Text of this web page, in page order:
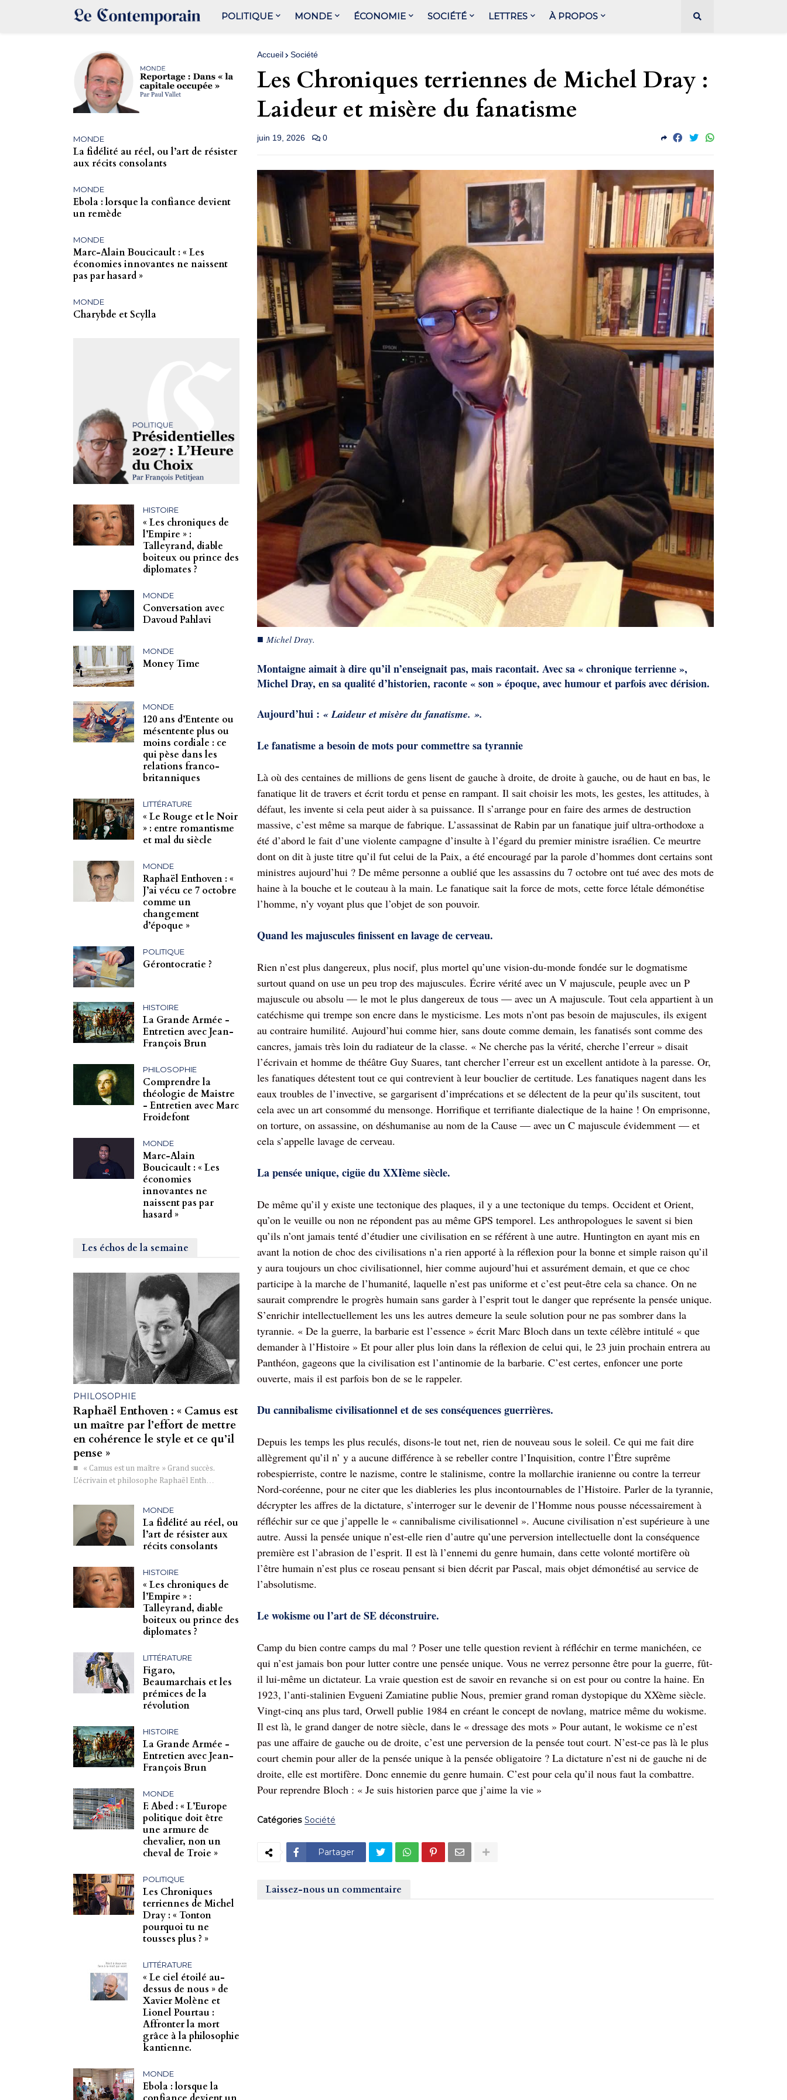
POLITIQUE MONDE ÉCONOMIE SOCIÉTÉ LETTRES À PROPOS
Accueil Société
Les Chroniques terriennes de Michel Dray :
Laideur et misère du fanatisme
juin 19, 2026 0
■ Michel Dray.
Montaigne aimait à dire qu’il n’enseignait pas, mais racontait. Avec sa « chronique terrienne »,
Michel Dray, en sa qualité d’historien, raconte « son » époque, avec humour et parfois avec dérision.
Aujourd’hui : «Laideur et misère du fanatisme. ».
Le fanatisme a besoin de mots pour commettre sa tyrannie
Là où des centaines de millions de gens lisent de gauche à droite, de droite à gauche, ou de haut en bas, le
fanatique lit de travers et écrit tordu et pense en rampant. Il sait choisir les mots, les gestes, les attitudes, à
défaut, les invente si cela peut aider à sa puissance. Il s’arrange pour en faire des armes de destruction
massive, c’est même sa marque de fabrique. L’assassinat de Rabin par un fanatique juif ultra-orthodoxe a
été d’abord le fait d’une violente campagne d’insulte à l’égard du premier ministre israélien. Ce meurtre
dont on dit à juste titre qu’il fut celui de la Paix, a été encouragé par la parole d’hommes dont certains sont
ministres aujourd’hui ? De même personne a oublié que les assassins du 7 octobre ont tué avec des mots de
haine à la bouche et le couteau à la main. Le fanatique sait la force de mots, cette force létale démonétise
l’homme, n’y voyant plus que l’objet de son pouvoir.
Quand les majuscules finissent en lavage de cerveau.
Rien n’est plus dangereux, plus nocif, plus mortel qu’une vision-du-monde fondée sur le dogmatisme
surtout quand on use un peu trop des majuscules. Écrire vérité avec un V majuscule, peuple avec un P
majuscule ou absolu — le mot le plus dangereux de tous — avec un A majuscule. Tout cela appartient à un
catéchisme qui trempe son encre dans le mysticisme. Les mots n’ont pas besoin de majuscules, ils exigent
au contraire humilité. Aujourd’hui comme hier, sans doute comme demain, les fanatisés sont comme des
cancres, jamais très loin du radiateur de la classe. « Ne cherche pas la vérité, cherche l’erreur » disait
l’écrivain et homme de théâtre Guy Suares, tant chercher l’erreur est un excellent antidote à la paresse. Or,
les fanatiques détestent tout ce qui contrevient à leur bouclier de certitude. Les fanatiques nagent dans les
eaux troubles de l’invective, se gargarisent d’imprécations et se délectent de la peur qu’ils suscitent, tout
cela avec un art consommé du mensonge. Horrifique et terrifiante dialectique de la haine ! On emprisonne,
on torture, on assassine, on déshumanise au nom de la Cause — avec un C majuscule évidemment — et
cela s’appelle lavage de cerveau.
La pensée unique, cigüe du XXIème siècle.
De même qu’il y existe une tectonique des plaques, il y a une tectonique du temps. Occident et Orient,
qu’on le veuille ou non ne répondent pas au même GPS temporel. Les anthropologues le savent si bien
qu’ils n’ont jamais tenté d’étudier une civilisation en se référent à une autre. Huntington en ayant mis en
avant la notion de choc des civilisations n’a rien apporté à la réflexion pour la bonne et simple raison qu’il
y aura toujours un choc civilisationnel, hier comme aujourd’hui et assurément demain, et que ce choc
participe à la marche de l’humanité, laquelle n’est pas uniforme et c’est peut-être cela sa chance. On ne
saurait comprendre le progrès humain sans garder à l’esprit tout le danger que représente la pensée unique.
S’enrichir intellectuellement les uns les autres demeure la seule solution pour ne pas sombrer dans la
tyrannie. « De la guerre, la barbarie est l’essence » écrit Marc Bloch dans un texte célèbre intitulé « que
demander à l’Histoire » Et pour aller plus loin dans la réflexion de celui qui, le 23 juin prochain entrera au
Panthéon, gageons que la civilisation est l’antinomie de la barbarie. C’est certes, enfoncer une porte
ouverte, mais il est parfois bon de se le rappeler.
Du cannibalisme civilisationnel et de ses conséquences guerrières.
Depuis les temps les plus reculés, disons-le tout net, rien de nouveau sous le soleil. Ce qui me fait dire
allègrement qu’il n’ y a aucune différence à se rebeller contre l’Inquisition, contre l’Être suprême
robespierriste, contre le nazisme, contre le stalinisme, contre la mollarchie iranienne ou contre la terreur
Nord-coréenne, pour ne citer que les diableries les plus incontournables de l’Histoire. Parler de la tyrannie,
décrypter les affres de la dictature, s’interroger sur le devenir de l’Homme nous pousse nécessairement à
réfléchir sur ce que j’appelle le « cannibalisme civilisationnel ». Aucune civilisation n’est supérieure à une
autre. Aussi la pensée unique n’est-elle rien d’autre qu’une perversion intellectuelle dont la conséquence
première est l’abrasion de l’esprit. Il est là l’ennemi du genre humain, dans cette volonté mortifère où
l’être humain n’est plus ce roseau pensant si bien décrit par Pascal, mais objet démonétisé au service de
l’absolutisme.
Le wokisme ou l’art de SE déconstruire.
Camp du bien contre camps du mal ? Poser une telle question revient à réfléchir en terme manichéen, ce
qui n’est jamais bon pour lutter contre une pensée unique. Vous ne verrez personne être pour la guerre, fût-
il lui-même un dictateur. La vraie question est de savoir en revanche si on est pour ou contre la haine. En
1923, l’anti-stalinien Evgueni Zamiatine publie Nous, premier grand roman dystopique du XXème siècle.
Vingt-cinq ans plus tard, Orwell publie 1984 en créant le concept de novlang, matrice même du wokisme.
Il est là, le grand danger de notre siècle, dans le « dressage des mots » Pour autant, le wokisme ce n’est
pas une affaire de gauche ou de droite, c’est une perversion de la pensée tout court. N’est-ce pas là le plus
court chemin pour aller de la pensée unique à la pensée obligatoire ? La dictature n’est ni de gauche ni de
droite, elle est mortifère. Donc ennemie du genre humain. C’est pour cela qu’il nous faut la combattre.
Pour reprendre Bloch : « Je suis historien parce que j’aime la vie »
Catégories Société
Partager
Laissez-nous un commentaire
MONDE
La fidélité au réel, ou l’art de résister
aux récits consolants
MONDE
Ebola : lorsque la confiance devient
un remède
MONDE
Marc-Alain Boucicault : « Les
économies innovantes ne naissent
pas par hasard »
MONDE
Charybde et Scylla
HISTOIRE
« Les chroniques de
l’Empire » :
Talleyrand, diable
boiteux ou prince des
diplomates ?
MONDE
Conversation avec
Davoud Pahlavi
MONDE
Money Time
MONDE
120 ans d’Entente ou
mésentente plus ou
moins cordiale : ce
qui pèse dans les
relations franco-
britanniques
LITTÉRATURE
« Le Rouge et le Noir
» : entre romantisme
et mal du siècle
MONDE
Raphaël Enthoven : «
J’ai vécu ce 7 octobre
comme un
changement
d’époque »
POLITIQUE
Gérontocratie ?
HISTOIRE
La Grande Armée -
Entretien avec Jean-
François Brun
PHILOSOPHIE
Comprendre la
théologie de Maistre
- Entretien avec Marc
Froidefont
MONDE
Marc-Alain
Boucicault : « Les
économies
innovantes ne
naissent pas par
hasard »
Les échos de la semaine
PHILOSOPHIE
Raphaël Enthoven : « Camus est
un maître par l’effort de mettre
en cohérence le style et ce qu’il
pense »
■ « Camus est un maître » Grand succès.
L’écrivain et philosophe Raphaël Enth…
MONDE
La fidélité au réel, ou
l’art de résister aux
récits consolants
HISTOIRE
« Les chroniques de
l’Empire » :
Talleyrand, diable
boiteux ou prince des
diplomates ?
LITTÉRATURE
Figaro,
Beaumarchais et les
prémices de la
révolution
HISTOIRE
La Grande Armée -
Entretien avec Jean-
François Brun
MONDE
F. Abed : « L’Europe
politique doit être
une armure de
chevalier, non un
cheval de Troie »
POLITIQUE
Les Chroniques
terriennes de Michel
Dray : « Tonton
pourquoi tu ne
tousses plus ? »
LITTÉRATURE
« Le ciel étoilé au-
dessus de nous » de
Xavier Molène et
Lionel Pourtau :
Affronter la mort
grâce à la philosophie
kantienne.
MONDE
Ebola : lorsque la